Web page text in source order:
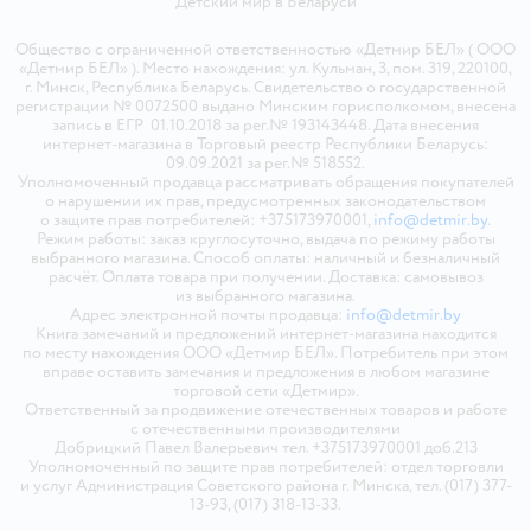
Общество с ограниченной ответственностью «Детмир БЕЛ» ( ООО
«Детмир БЕЛ» ). Место нахождения: ул. Кульман, 3, пом. 319, 220100,
г. Минск, Республика Беларусь. Свидетельство о государственной
регистрации № 0072500 выдано Минским горисполкомом, внесена
запись в ЕГР 01.10.2018 за рег.№ 193143448. Дата внесения
интернет-магазина в Торговый реестр Республики Беларусь:
09.09.2021 за рег.№ 518552.
Уполномоченный продавца рассматривать обращения покупателей
о нарушении их прав, предусмотренных законодательством
о защите прав потребителей: +375173970001, info@detmir.by.
Режим работы: заказ круглосуточно, выдача по режиму работы
выбранного магазина. Способ оплаты: наличный и безналичный
расчёт. Оплата товара при получении. Доставка: самовывоз
из выбранного магазина.
Адрес электронной почты продавца: info@detmir.by
Книга замечаний и предложений интернет-магазина находится
по месту нахождения ООО «Детмир БЕЛ». Потребитель при этом
вправе оставить замечания и предложения в любом магазине
торговой сети «Детмир».
Ответственный за продвижение отечественных товаров и работе
с отечественными производителями
Добрицкий Павел Валерьевич тел. +375173970001 доб.213
Уполномоченный по защите прав потребителей: отдел торговли
и услуг Администрация Советского района г. Минска, тел. (017) 377-
13-93, (017) 318-13-33.